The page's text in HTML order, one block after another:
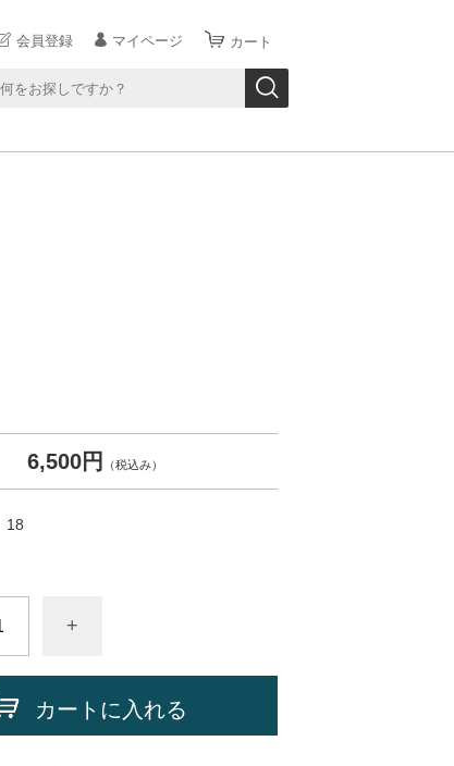
会員登録 マイページ カート
6,500円 （税込み）
18
+
カートに入れる